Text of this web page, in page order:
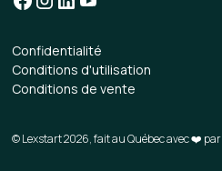
Confidentialité
Conditions d'utilisation
Conditions de vente
© Lexstart 2026, fait au Québec avec ❤️ par